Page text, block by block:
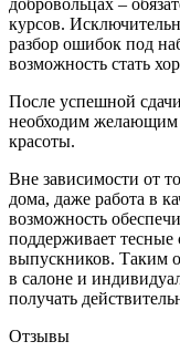
курсов.
разбор ошибок под
возможность стать
После успешной
необходим желающим
красоты.
Вне зависимости от
дома, даже работа в
возможность
поддерживает тесные
выпускников. Таким
в салоне и
получать
Отзывы